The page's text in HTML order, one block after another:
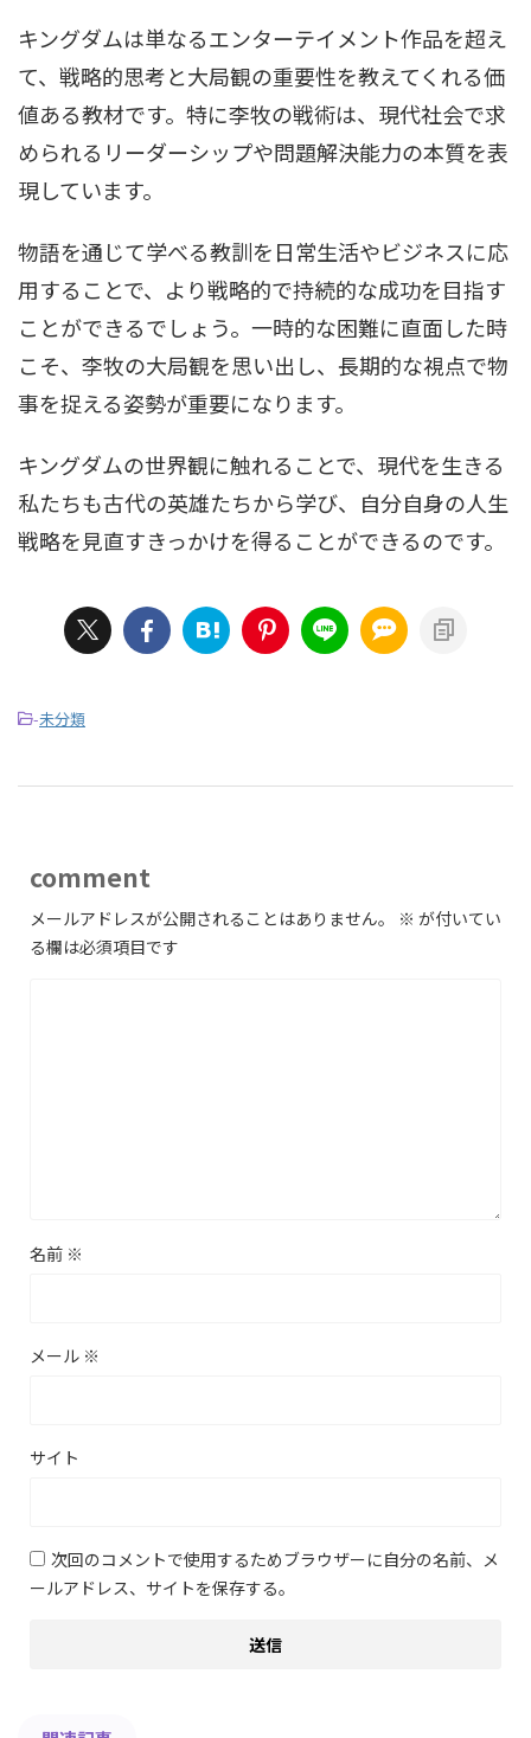
キングダムは単なるエンターテイメント作品を超え
て、戦略的思考と大局観の重要性を教えてくれる価
値ある教材です。特に李牧の戦術は、現代社会で求
められるリーダーシップや問題解決能力の本質を表
現しています。
物語を通じて学べる教訓を日常生活やビジネスに応
用することで、より戦略的で持続的な成功を目指す
ことができるでしょう。一時的な困難に直面した時
こそ、李牧の大局観を思い出し、長期的な視点で物
事を捉える姿勢が重要になります。
キングダムの世界観に触れることで、現代を生きる
私たちも古代の英雄たちから学び、自分自身の人生
戦略を見直すきっかけを得ることができるのです。
-未分類
comment
メールアドレスが公開されることはありません。 ※ が付いてい
る欄は必須項目です
名前 ※
メール ※
サイト
次回のコメントで使用するためブラウザーに自分の名前、メ
ールアドレス、サイトを保存する。